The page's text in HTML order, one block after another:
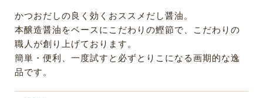
かつおだしの良く効くおススメだし醤油。
本醸造醤油をベースにこだわりの鰹節で、こだわりの
職人が創り上げております。
簡単・便利、一度試すと必ずとりこになる画期的な逸
品です。